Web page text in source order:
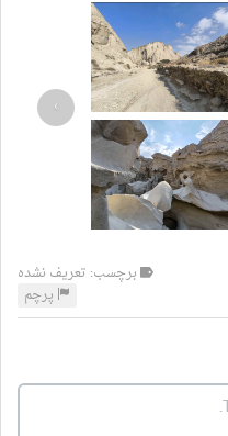
›
برچسب: تعریف نشده
پرچم